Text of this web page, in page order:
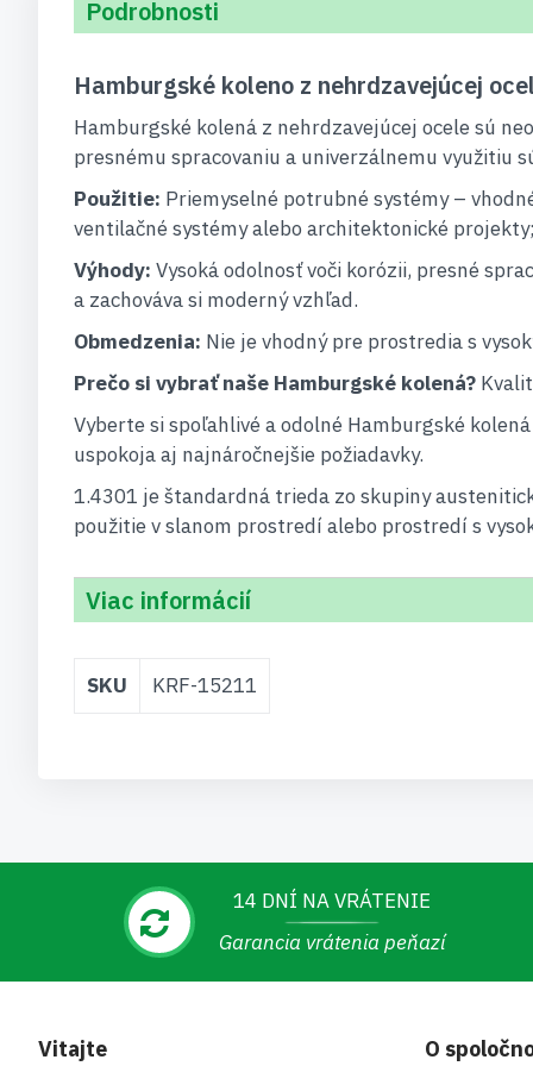
Podrobnosti
Hamburgské koleno z nehrdzavejúcej
Hamburgské kolená z nehrdzavejúcej ocele sú
presnému spracovaniu a univerzálnemu využitiu
Použitie: Priemyselné potrubné systémy –
ventilačné systémy alebo architektonické
Výhody: Vysoká odolnosť voči korózii, presné
a zachováva si moderný vzhľad.
Obmedzenia: Nie je vhodný pre prostredia s
Prečo si vybrať naše Hamburgské kolená?
Vyberte si spoľahlivé a odolné Hamburgské
uspokoja aj najnáročnejšie požiadavky.
1.4301 je štandardná trieda zo skupiny
použitie v slanom prostredí alebo prostredí s
Viac informácií
informácií
SKU KRF-15211
14 DNÍ NA VRÁTENIE
Garancia vrátenia peňazí
Vitajte O